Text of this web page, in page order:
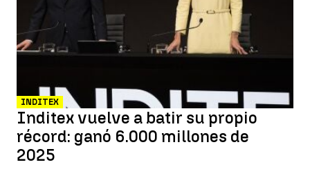
INDITEX
Inditex vuelve a batir su propio
récord: ganó 6.000 millones de
2025